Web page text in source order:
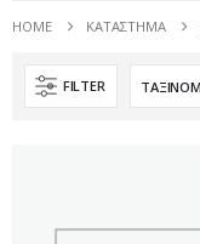
HOME ΚΑΤΆΣΤΗΜΑ
FILTER